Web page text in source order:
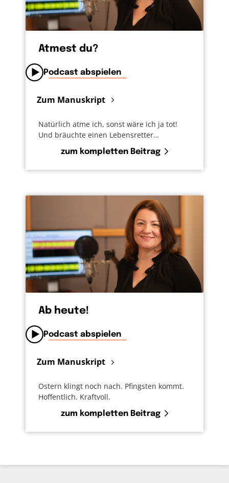
Atmest du?
Podcast abspielen
Zum Manuskript
Natürlich atme ich, sonst wäre ich ja tot!
Und bräuchte einen Lebensretter…
zum kompletten Beitrag
Ab heute!
Podcast abspielen
Zum Manuskript
Ostern klingt noch nach. Pfingsten kommt.
Hoffentlich. Kraftvoll.
zum kompletten Beitrag